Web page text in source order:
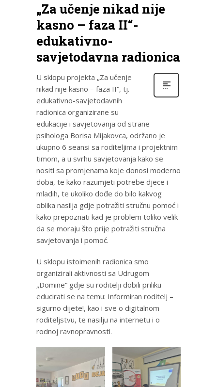
„Za učenje nikad nije
kasno – faza II“-
edukativno-
savjetodavna radionica
U sklopu projekta „Za učenje
nikad nije kasno – faza II“, tj.
edukativno-savjetodavnih
radionica organizirane su
edukacije i savjetovanja od strane
psihologa Borisa Mijakovca, održano je
ukupno 6 seansi sa roditeljima i projektnim
timom, a u svrhu savjetovanja kako se
nositi sa promjenama koje donosi moderno
doba, te kako razumjeti potrebe djece i
mladih, te ukoliko dođe do bilo kakvog
oblika nasilja gdje potražiti stručnu pomoć i
kako prepoznati kad je problem toliko velik
da se moraju što prije potražiti stručna
savjetovanja i pomoć.
U sklopu istoimenih radionica smo
organizirali aktivnosti sa Udrugom
„Domine“ gdje su roditelji dobili priliku
educirati se na temu: Informiran roditelj –
sigurno dijete!, kao i sve o digitalnom
roditeljstvu, te nasilju na internetu i o
rodnoj ravnopravnosti.